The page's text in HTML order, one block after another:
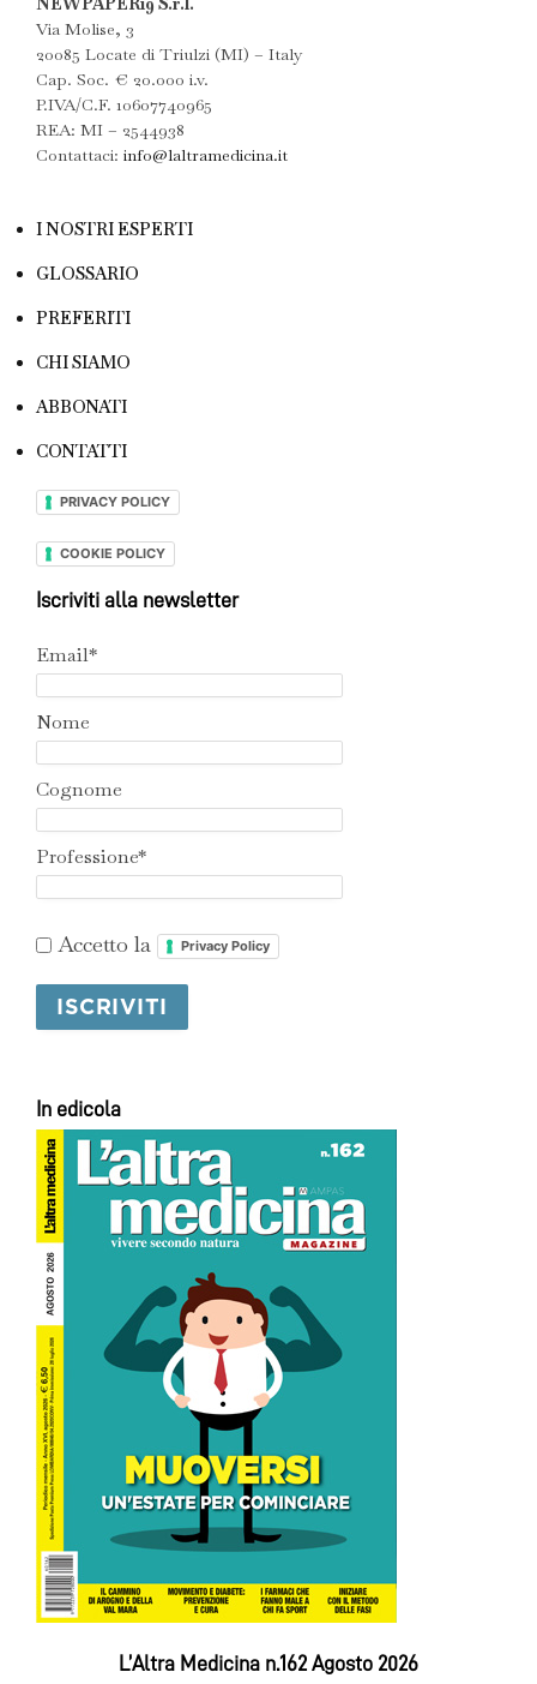
Via Molise, 3
20085 Locate di Triulzi (MI) – Italy
Cap. Soc. € 20.000 i.v.
P.IVA/C.F. 10607740965
REA: MI – 2544938
Contattaci: info@laltramedicina.it
I NOSTRI ESPERTI
GLOSSARIO
PREFERITI
CHI SIAMO
ABBONATI
CONTATTI
PRIVACY POLICY
COOKIE POLICY
Iscriviti alla newsletter
Email*
Nome
Cognome
Professione*
Accetto la Privacy Policy
In edicola
L’Altra Medicina n.162 Agosto 2026